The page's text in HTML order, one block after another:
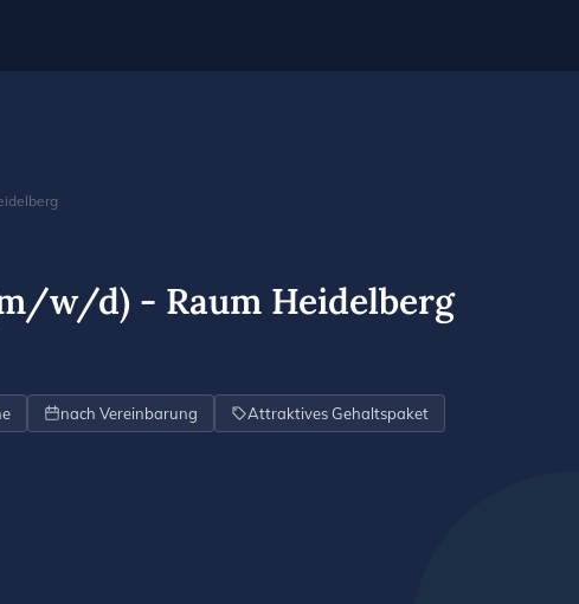
w/d) - Raum Heidelberg
nach Vereinbarung
Attraktives Gehaltspaket